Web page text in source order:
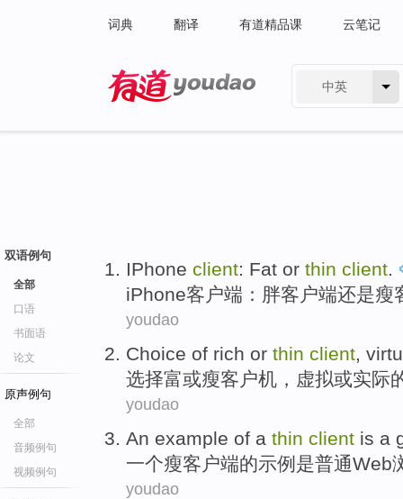
词典 翻译 有道精品课 云笔记
中英
双语例句
全部
口语
书面语
论文
原声例句
全部
音频例句
视频例句
IPhone client: Fat or thin client.
iPhone客户端： 胖客户端还是瘦
youdao
Choice of rich or thin client,
选择富或瘦客户机 ， 虚拟或实际
youdao
An example of a thin client is a
一个瘦客户端的示例 是普通Web
youdao